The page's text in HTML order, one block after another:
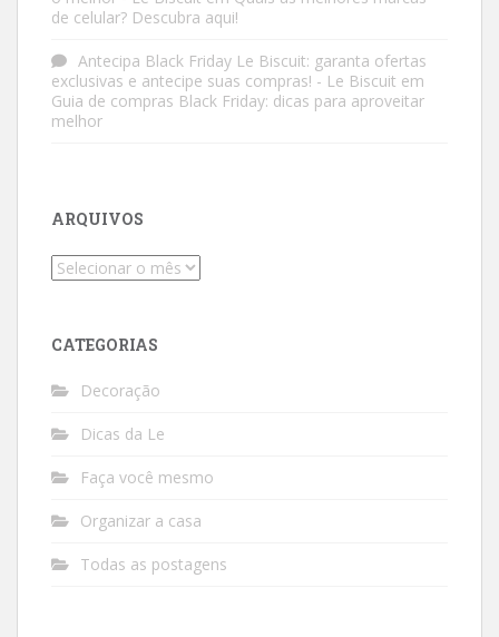
de celular? Descubra aqui!
Antecipa Black Friday Le Biscuit: garanta ofertas
exclusivas e antecipe suas compras! - Le Biscuit em
Guia de compras Black Friday: dicas para aproveitar
melhor
ARQUIVOS
Arquivos
CATEGORIAS
Decoração
Dicas da Le
Faça você mesmo
Organizar a casa
Todas as postagens